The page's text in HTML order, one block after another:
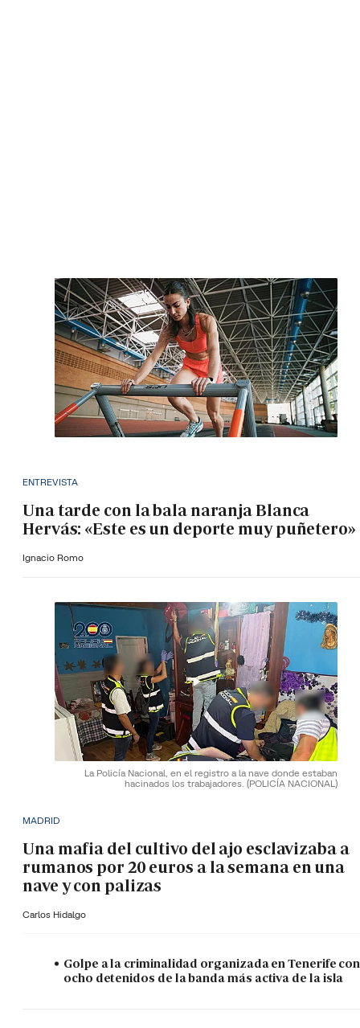
ENTREVISTA
Una tarde con la bala naranja Blanca
Hervás: «Este es un deporte muy puñetero»
Ignacio Romo
La Policía Nacional, en el registro a la nave donde estaban
hacinados los trabajadores. (POLICÍA NACIONAL)
MADRID
Una mafia del cultivo del ajo esclavizaba a
rumanos por 20 euros a la semana en una
nave y con palizas
Carlos Hidalgo
Golpe a la criminalidad organizada en Tenerife con
ocho detenidos de la banda más activa de la isla